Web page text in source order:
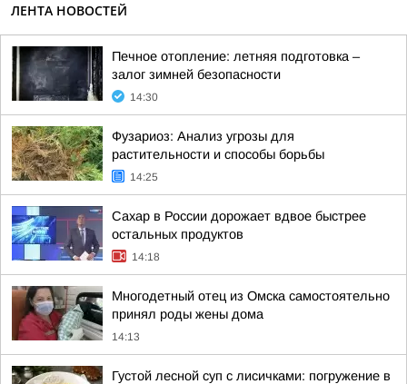
ЛЕНТА НОВОСТЕЙ
Печное отопление: летняя подготовка –
залог зимней безопасности
14:30
Фузариоз: Анализ угрозы для
растительности и способы борьбы
14:25
Сахар в России дорожает вдвое быстрее
остальных продуктов
14:18
Многодетный отец из Омска самостоятельно
принял роды жены дома
14:13
Густой лесной суп с лисичками: погружение в